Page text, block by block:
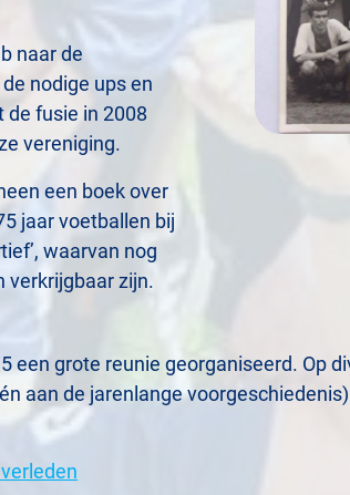
naar de
nodige ups en
fusie in 2008
vereniging.
een boek over
jaar voetballen bij
waarvan nog
verkrijgbaar zijn.
een grote reunie georganiseerd. Op
aan de jarenlange